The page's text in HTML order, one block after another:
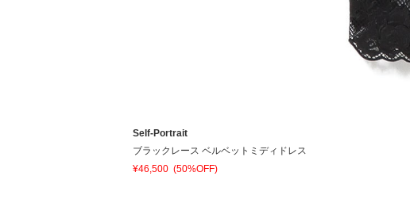
Self-Portrait
ブラックレース ベルベットミディドレス
¥46,500 (50%OFF)